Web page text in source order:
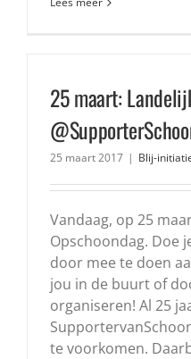
25 maart:
25 maart 2017 | Blij-
Vandaag, op 25
Opschoondag. Doe
door mee te doen
jou in de buurt of
organiseren! Al 25
te voorkomen.